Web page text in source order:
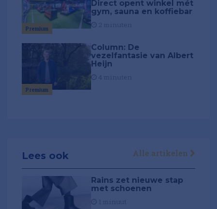
Premium
Direct opent winkel mét
gym, sauna en koffiebar
Premium
Column: De
vezelfantasie van Albert
Heijn
Lees ook Alle artikelen
Rains zet nieuwe stap
met schoenen